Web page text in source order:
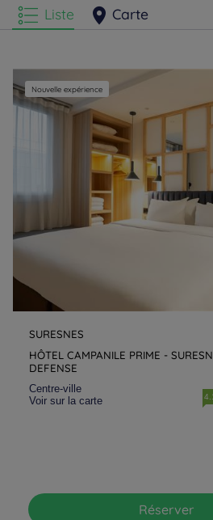
Liste Carte
Nouvelle expérience
SURESNES
HÔTEL CAMPANILE PRIME -
DEFENSE
Centre-ville
Voir sur la carte
Réserver
Hôtels à Paris